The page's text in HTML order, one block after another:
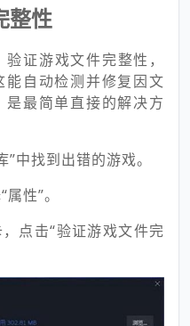
整性
证游戏文件完整性，
自动检测并修复因文
最简单直接的解决方
中找到出错的游戏。
性”。
点击“验证游戏文件完